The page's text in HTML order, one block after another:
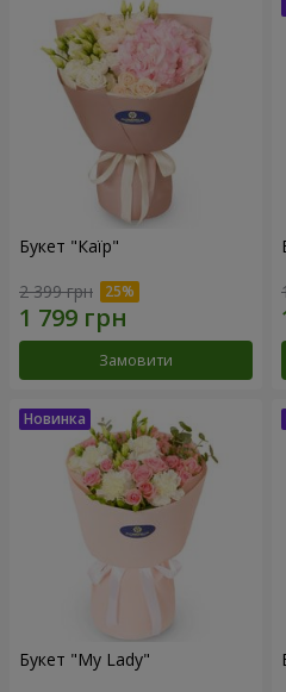
Букет "Каїр"
2 399 грн
Замовити
Букет "My Lady"